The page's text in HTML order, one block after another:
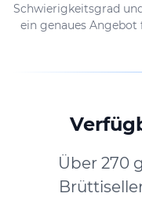
Schwierigkeitsgrad
ein genaues Angebot
Über 270